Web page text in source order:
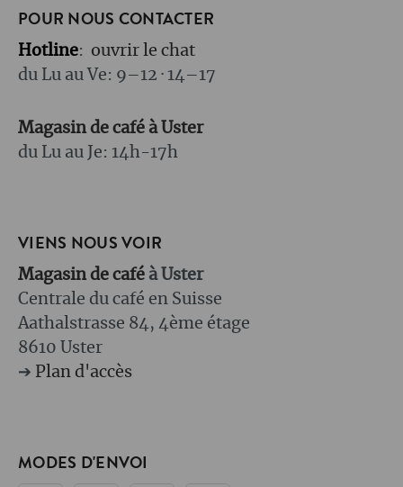
POUR NOUS CONTACTER
Hotline: ouvrir le chat
du Lu au Ve: 9–12 · 14–17
Magasin de café à Uster
du Lu au Je: 14h-17h
VIENS NOUS VOIR
Magasin de café à Uster
Centrale du café en Suisse
Aathalstrasse 84, 4ème étage
8610 Uster
➔ Plan d'accès
MODES D'ENVOI